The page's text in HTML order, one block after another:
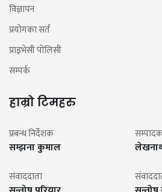
विज्ञापन
प्रयोगका सर्त
प्राइभेसी पोलिसी
सम्पर्क
हाम्रो टिमहरु
प्रबन्ध निर्देशक
सम्झना कुमाल
संवाददाता